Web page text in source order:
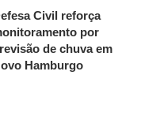
Civil reforça
por
de chuva em
Hamburgo